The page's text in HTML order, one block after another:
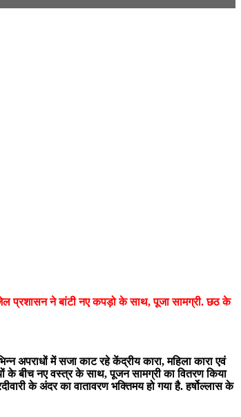
प्रशासन ने बांटी नए कपड़ो के साथ, पूजा सामग्री. छठ के
अपराधों में सजा काट रहे केंद्रीय कारा, महिला कारा एवं
बीच नए वस्त्र के साथ, पूजन सामग्री का वितरण किया
के अंदर का वातावरण भक्तिमय हो गया है. हर्षोल्लास के